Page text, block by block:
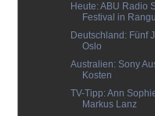
Heute: ABU Radio
Festival in
Deutschland: Fünf
Oslo
Australien: Sony
Kosten
TV-Tipp: Ann
Markus Lanz